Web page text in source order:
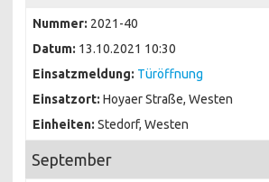
Nummer: 2021-40
Datum: 13.10.2021 10:30
Einsatzmeldung: Türöffnung
Einsatzort: Hoyaer Straße, Westen
Einheiten: Stedorf, Westen
September